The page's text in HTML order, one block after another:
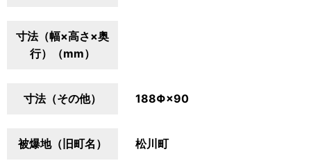
寸法（幅×高さ×奥
行）（mm）
寸法（その他） 188Φ×90
被爆地（旧町名） 松川町